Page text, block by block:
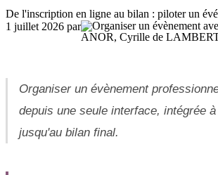
De l'inscription en ligne au bilan : piloter un
1 juillet 2026 par
ANOR, Cyrille de
Organiser un évènement
depuis une seule interface, intégrée
jusqu'au bilan final.